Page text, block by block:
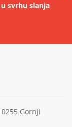
svrhu slanja
Gornji